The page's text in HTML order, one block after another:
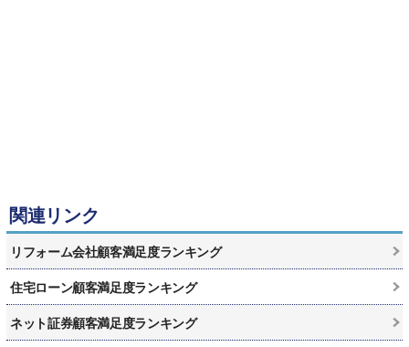
関連リンク
リフォーム会社顧客満足度ランキング
住宅ローン顧客満足度ランキング
ネット証券顧客満足度ランキング